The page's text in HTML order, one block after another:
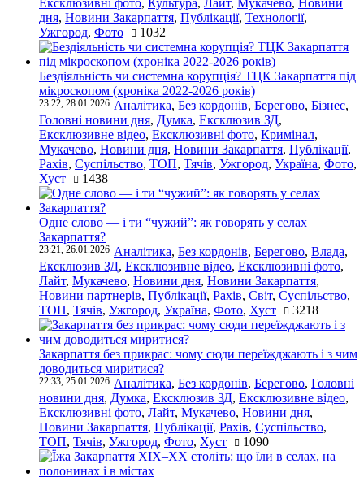
дня, Новини Закарпаття, Публікації, Технології,
Ужгород, Фото 1032
Бездіяльність чи системна корупція? ТЦК Закарпаття під
мікроскопом (хроніка 2022-2026 років)
23:22, 28.01.2026 Аналітика, Без кордонів, Берегово, Бізнес,
Головні новини дня, Думка, Ексклюзив ЗД,
Ексклюзивне відео, Ексклюзивні фото, Кримінал,
Мукачево, Новини дня, Новини Закарпаття, Публікації,
Рахів, Суспільство, ТОП, Тячів, Ужгород, Україна, Фото,
Хуст
1438
Одне слово — і ти “чужий”: як говорять у селах
Закарпаття?
23:21, 26.01.2026 Аналітика, Без кордонів, Берегово, Влада,
Ексклюзив ЗД, Ексклюзивне відео, Ексклюзивні фото,
Лайт, Мукачево, Новини дня, Новини Закарпаття,
Новини партнерів, Публікації, Рахів, Світ, Суспільство,
ТОП, Тячів, Ужгород, Україна, Фото, Хуст 3218
Закарпаття без прикрас: чому сюди переїжджають і з чим
доводиться миритися?
22:33, 25.01.2026 Аналітика, Без кордонів, Берегово, Головні
новини дня, Думка, Ексклюзив ЗД, Ексклюзивне відео,
Ексклюзивні фото, Лайт, Мукачево, Новини дня,
Новини Закарпаття, Публікації, Рахів, Суспільство,
ТОП, Тячів, Ужгород, Фото, Хуст 1090